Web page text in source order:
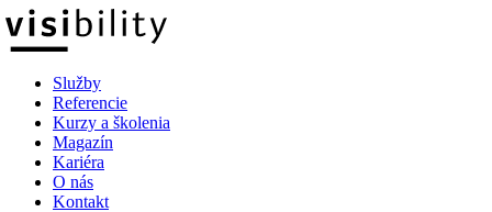
Služby
Referencie
Kurzy a školenia
Magazín
Kariéra
O nás
Kontakt